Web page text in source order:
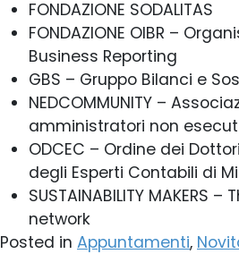
FONDAZIONE SODALITAS
FONDAZIONE OIBR –
Business Reporting
GBS – Gruppo Bilanci e
NEDCOMMUNITY –
amministratori non
ODCEC – Ordine dei
degli Esperti Contabili di
SUSTAINABILITY MAKERS
network
Posted in Appuntamenti,